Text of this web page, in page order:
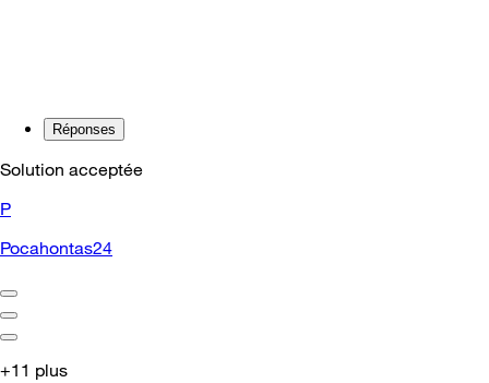
Réponses
Solution acceptée
P
Pocahontas24
+11 plus